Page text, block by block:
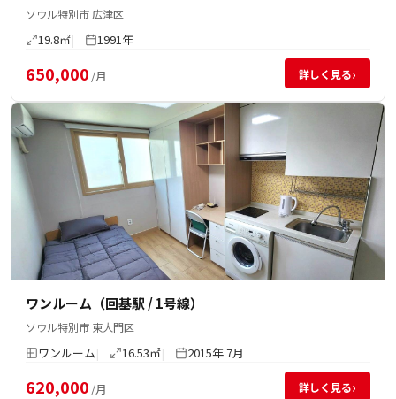
ソウル特別市 広津区
19.8㎡ 1991年
650,000 /月 詳しく見る›
ワンルーム（回基駅 / 1号線）
ソウル特別市 東大門区
ワンルーム 16.53㎡ 2015年 7月
620,000 /月 詳しく見る›